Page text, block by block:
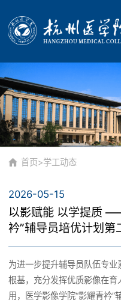
首页
学院概况
学院简介
学院领导
机构设置
师资队伍
总体概况
教学科研
首页>学工动态
2026-05-15
以影赋能 以学提质
衿”辅导员培优计划第
为进一步提升辅导员队伍专
根基，充分发挥优质影像在
用，医学影像学院“影耀青衿”